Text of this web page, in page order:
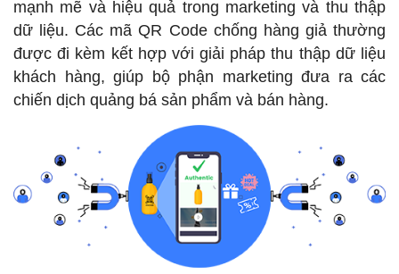
mạnh mẽ và hiệu quả trong marketing và thu thập
dữ liệu. Các mã QR Code chống hàng giả thường
được đi kèm kết hợp với giải pháp thu thập dữ liệu
khách hàng, giúp bộ phận marketing đưa ra các
chiến dịch quảng bá sản phẩm và bán hàng.